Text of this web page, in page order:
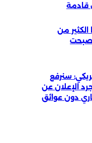
قادمة
الكثير من
سنرفع
الإعلان عن
دون عوائق